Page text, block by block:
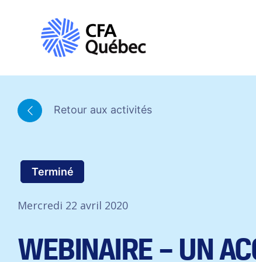
Retour aux activités
Terminé
Mercredi 22 avril 2020
WEBINAIRE – UN